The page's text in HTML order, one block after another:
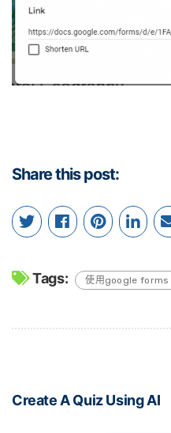
Share this post:
Tags: 使用google forms
Create A Quiz Using AI